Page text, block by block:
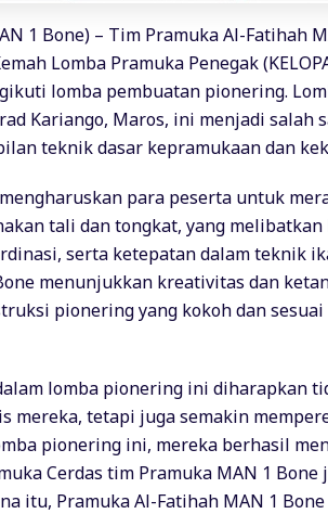
1 Bone) – Tim Pramuka Al-Fatihah
Lomba Pramuka Penegak
lomba pembuatan pionering.
Kariango, Maros, ini menjadi salah
teknik dasar kepramukaan dan
para peserta untuk
tali dan tongkat, yang melibatkan
serta ketepatan dalam teknik
menunjukkan kreativitas dan
pionering yang kokoh dan
lomba pionering ini diharapkan
mereka, tetapi juga semakin
pionering ini, mereka berhasil
Cerdas tim Pramuka MAN 1
itu, Pramuka Al-Fatihah MAN 1